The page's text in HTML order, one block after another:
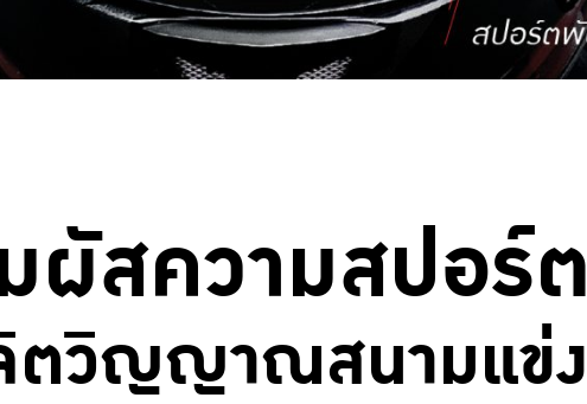
ผัสความสปอร์ต
ตวิญญาณสนามแข่ง